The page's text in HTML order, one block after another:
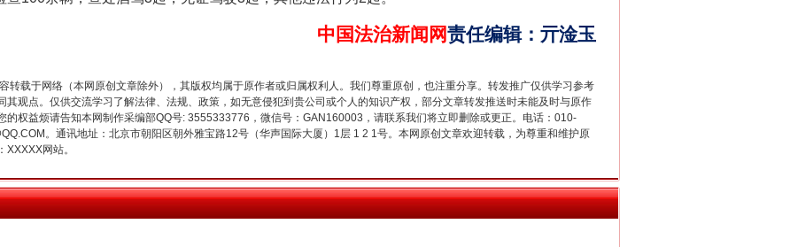
中国法治新闻网责任编辑： 亓淦玉
转载于网络（本网原创文章除外），其版权均属于原作者或归属权利人。我们尊重原创，也注重分享。转发推广仅供学习参考
其观点。仅供交流学习了解法律、法规、政策，如无意侵犯到贵公司或个人的知识产权，部分文章转发推送时未能及时与原作
的权益烦请告知本网制作采编部QQ号: 3555333776，微信号：GAN160003，请联系我们将立即删除或更正。电话：010-
。通讯地址：北京市朝阳区朝外雅宝路12号（华声国际大厦）1层 1 2 1号。本网原创文章欢迎转载，为尊重和维护原
网站。
今年投资意愿榜揭晓 新中国诞生的见证